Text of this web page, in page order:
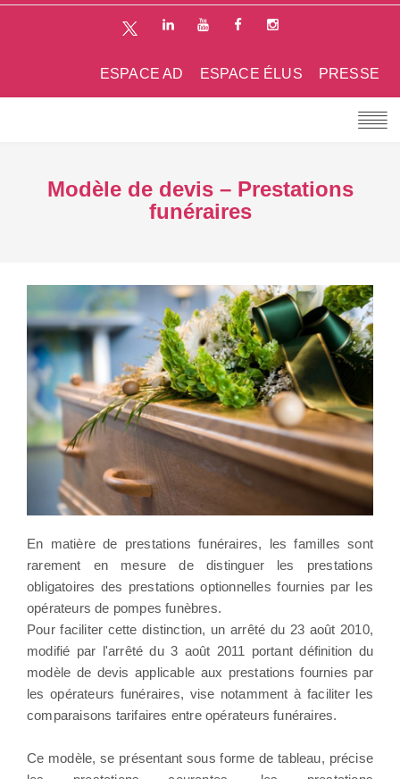
PRESSE
ESPACE ÉLUS
ESPACE AD
Modèle de devis – Prestations
funéraires
En matière de prestations funéraires, les familles sont
rarement en mesure de distinguer les prestations
obligatoires des prestations optionnelles fournies par les
opérateurs de pompes funèbres.
Pour faciliter cette distinction, un arrêté du 23 août 2010,
modifié par l'arrêté du 3 août 2011 portant définition du
modèle de devis applicable aux prestations fournies par
les opérateurs funéraires, vise notamment à faciliter les
comparaisons tarifaires entre opérateurs funéraires.
Ce modèle, se présentant sous forme de tableau, précise